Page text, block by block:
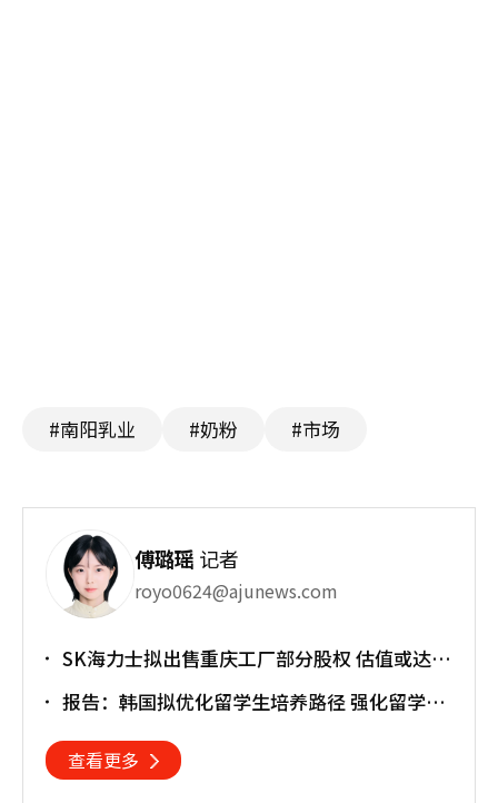
#南阳乳业 #奶粉 #市场
傅璐瑶 记者
royo0624@ajunews.com
SK海力士拟出售重庆工厂部分股权 估值或达
报告：韩国拟优化留学生培养路径 强化留学就
查看更多